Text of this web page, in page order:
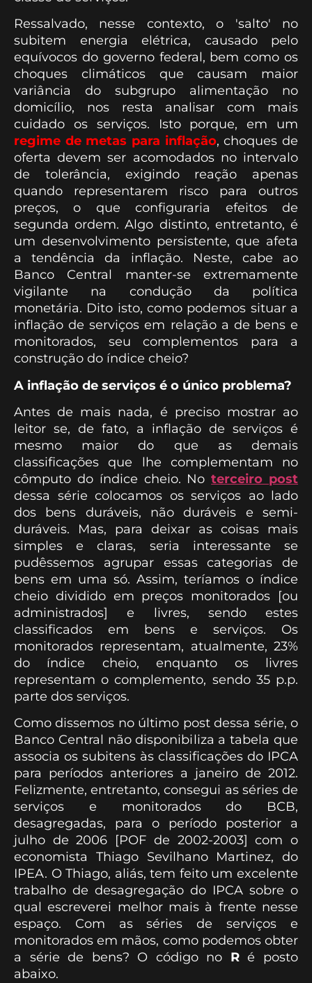
Ressalvado, nesse contexto, o 'salto' no
subitem energia elétrica, causado pelo
equívocos do governo federal, bem como os
choques climáticos que causam maior
variância do subgrupo alimentação no
domicílio, nos resta analisar com mais
cuidado os serviços. Isto porque, em um
regime de metas para inflação, choques de
oferta devem ser acomodados no intervalo
de tolerância, exigindo reação apenas
quando representarem risco para outros
preços, o que configuraria efeitos de
segunda ordem. Algo distinto, entretanto, é
um desenvolvimento persistente, que afeta
a tendência da inflação. Neste, cabe ao
Banco Central manter-se extremamente
vigilante na condução da política
monetária. Dito isto, como podemos situar a
inflação de serviços em relação a de bens e
monitorados, seu complementos para a
construção do índice cheio?
A inflação de serviços é o único problema?
Antes de mais nada, é preciso mostrar ao
leitor se, de fato, a inflação de serviços é
mesmo maior do que as demais
classificações que lhe complementam no
cômputo do índice cheio. Noterceiro post
dessa série colocamos os serviços ao lado
dos bens duráveis, não duráveis e semi-
duráveis. Mas, para deixar as coisas mais
simples e claras, seria interessante se
pudêssemos agrupar essas categorias de
bens em uma só. Assim, teríamos o índice
cheio dividido em preços monitorados [ou
administrados] e livres, sendo estes
classificados em bens e serviços. Os
monitorados representam, atualmente, 23%
do índice cheio, enquanto os livres
representam o complemento, sendo 35 p.p.
parte dos serviços.
Como dissemos no último post dessa série, o
Banco Central não disponibiliza a tabela que
associa os subitens às classificações do IPCA
para períodos anteriores a janeiro de 2012.
Felizmente, entretanto, consegui as séries de
serviços e monitorados do BCB,
desagregadas, para o período posterior a
julho de 2006 [POF de 2002-2003] com o
economista Thiago Sevilhano Martinez, do
IPEA. O Thiago, aliás, tem feito um excelente
trabalho de desagregação do IPCA sobre o
qual escreverei melhor mais à frente nesse
espaço. Com as séries de serviços e
monitorados em mãos, como podemos obter
a série de bens? O código no Ré posto
abaixo.